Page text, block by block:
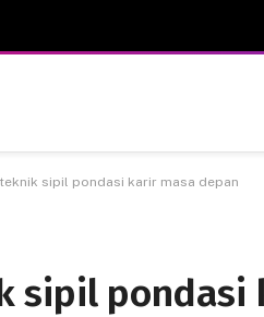
sipil pondasi karir masa depan
sipil pondasi